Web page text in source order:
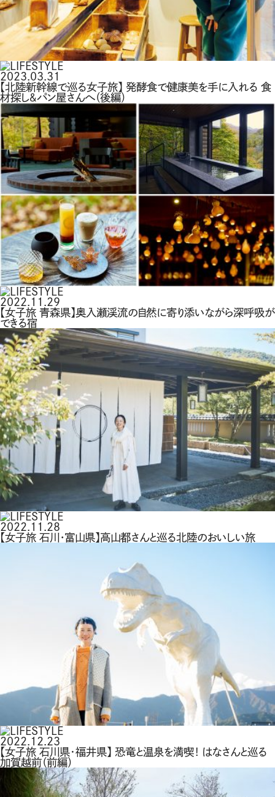
2023.03.31
【北陸新幹線で巡る女子旅】 発酵食で健康美を手に入れる 食
材探し＆パン屋さんへ（後編）
2022.11.29
【女子旅 青森県】奥入瀬渓流の自然に寄り添いながら深呼吸が
できる宿
2022.11.28
【女子旅 石川・富山県】高山都さんと巡る北陸のおいしい旅
2022.12.23
【女子旅 石川県･福井県】 恐竜と温泉を満喫！ はなさんと巡る
加賀越前（前編）